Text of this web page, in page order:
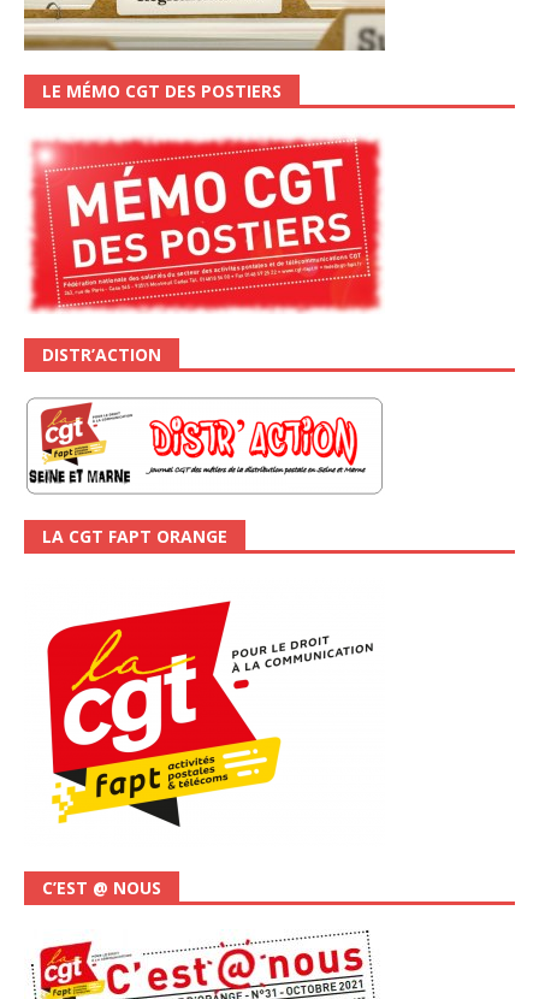
LE MÉMO CGT DES POSTIERS
DISTR’ACTION
LA CGT FAPT ORANGE
C’EST @ NOUS